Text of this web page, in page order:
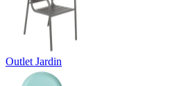
Outlet Jardin